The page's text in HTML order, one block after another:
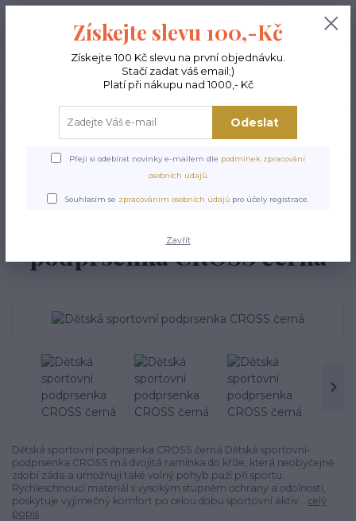
Po - Pá 9-15:00 0,00 Kč
DĚTSKÉ TANEČNÍ OBLEČENÍ
Dětská sportovní podprsenka CROSS
podprsenka CROSS černá
Dětská sportovní podprsenka CROSS černá Dětská sportovní­
podprsenka CROSS má dvojitá ramí­nka do kříže, která neobyčejně
zdobí záda a umožňují také volný pohyb paží při sportu.
Rychleschnoucí­ materiál s vysokým stupněm ochrany a odolnosti,
poskytuje vyjímečný komfort po celou dobu sportovní­ aktiv... celý
popis
Získejte slevu 100,-Kč
Získejte 100 Kč slevu na první objednávku.
Stačí zadat váš email;)
Platí při nákupu nad 1000,- Kč
Odeslat
Přeji si odebírat novinky e-mailem dle podmínek zpracování
osobních údajů.
Souhlasím se zpracováním osobních údajů pro účely registrace.
Zavřít